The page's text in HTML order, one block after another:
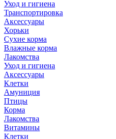
Уход и гигиена
Транспортировка
Аксессуары
Хорьки
Сухие корма
Влажные корма
Лакомства
Уход и гигиена
Аксессуары
Клетки
Амуниция
Птицы
Корма
Лакомства
Витамины
Клетки